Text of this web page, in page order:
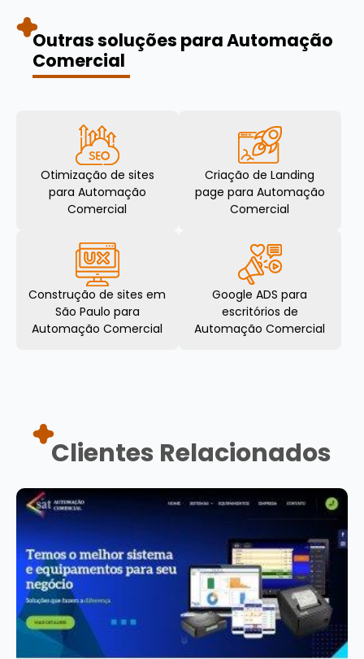
Outras soluções para Automação
Comercial
Otimização de sites
para Automação
Comercial
Criação de Landing
page para Automação
Comercial
Construção de sites em
São Paulo para
Automação Comercial
Google ADS para
escritórios de
Automação Comercial
Clientes Relacionados